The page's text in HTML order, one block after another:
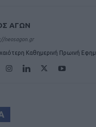
ΑΓΩΝ
neosagon.gr
Καθημερινή Πρωινή